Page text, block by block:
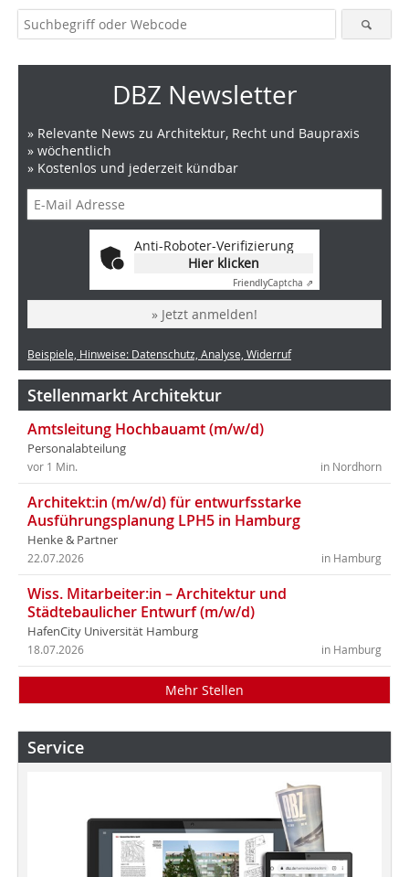
DBZ Newsletter
» Relevante News zu Architektur, Recht und Baupraxis
» wöchentlich
» Kostenlos und jederzeit kündbar
Anti-Roboter-Verifizierung
Hier klicken
FriendlyCaptcha ⇗
» Jetzt anmelden!
Beispiele, Hinweise: Datenschutz, Analyse, Widerruf
Stellenmarkt Architektur
Amtsleitung Hochbauamt (m/w/d)
Personalabteilung
in Nordhorn
vor 1 Min.
Architekt:in (m/w/d) für entwurfsstarke
Ausführungsplanung LPH5 in Hamburg
Henke & Partner
in Hamburg
22.07.2026
Wiss. Mitarbeiter:in – Architektur und
Städtebaulicher Entwurf (m/w/d)
HafenCity Universität Hamburg
in Hamburg
18.07.2026
Mehr Stellen
Service